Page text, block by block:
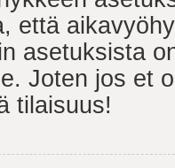
että
asetuksista
Joten jos et
tilaisuus!